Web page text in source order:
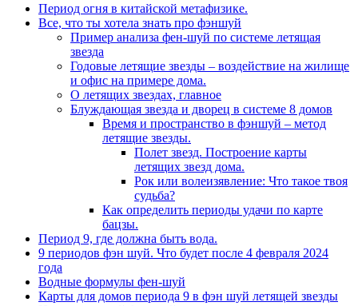
Период огня в китайской метафизике.
Все, что ты хотела знать про фэншуй
Пример анализа фен-шуй по системе летящая
звезда
Годовые летящие звезды – воздействие на жилище
и офис на примере дома.
О летящих звездах, главное
Блуждающая звезда и дворец в системе 8 домов
Время и пространство в фэншуй – метод
летящие звезды.
Полет звезд. Построение карты
летящих звезд дома.
Рок или волеизявление: Что такое твоя
судьба?
Как определить периоды удачи по карте
бацзы.
Период 9, где должна быть вода.
9 периодов фэн шуй. Что будет после 4 февраля 2024
года
Водные формулы фен-шуй
Карты для домов периода 9 в фэн шуй летящей звезды